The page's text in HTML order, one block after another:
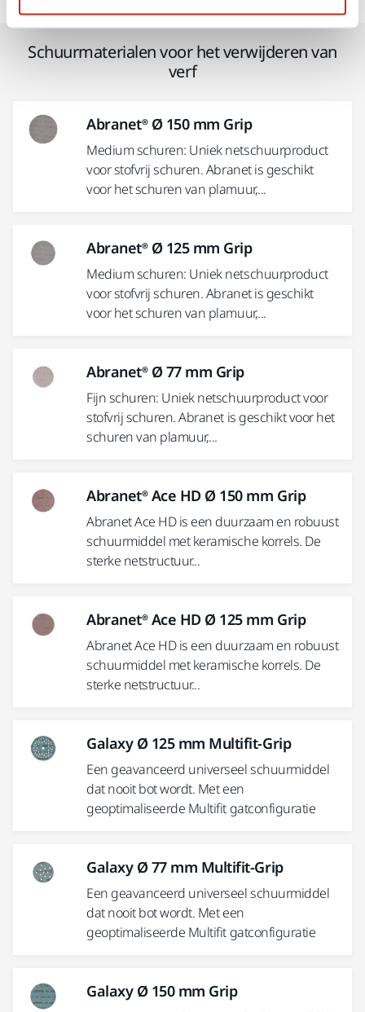
Schuurmaterialen voor het verwijderen van
verf
Abranet® Ø 150 mm Grip
Medium schuren: Uniek netschuurproduct
voor stofvrij schuren. Abranet is geschikt
voor het schuren van plamuur,...
Abranet® Ø 125 mm Grip
Medium schuren: Uniek netschuurproduct
voor stofvrij schuren. Abranet is geschikt
voor het schuren van plamuur,...
Abranet® Ø 77 mm Grip
Fijn schuren: Uniek netschuurproduct voor
stofvrij schuren. Abranet is geschikt voor het
schuren van plamuur,...
Abranet® Ace HD Ø 150 mm Grip
Abranet Ace HD is een duurzaam en robuust
schuurmiddel met keramische korrels. De
sterke netstructuur...
Abranet® Ace HD Ø 125 mm Grip
Abranet Ace HD is een duurzaam en robuust
schuurmiddel met keramische korrels. De
sterke netstructuur...
Galaxy Ø 125 mm Multifit-Grip
Een geavanceerd universeel schuurmiddel
dat nooit bot wordt. Met een
geoptimaliseerde Multifit gatconfiguratie
Galaxy Ø 77 mm Multifit-Grip
Een geavanceerd universeel schuurmiddel
dat nooit bot wordt. Met een
geoptimaliseerde Multifit gatconfiguratie
Galaxy Ø 150 mm Grip